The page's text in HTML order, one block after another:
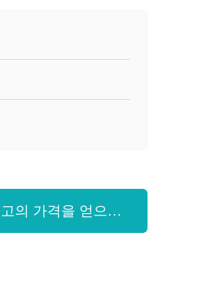
의 가격을 얻으십시오